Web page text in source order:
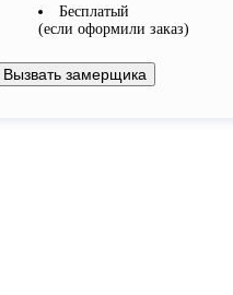
Бесплатый
(если оформили заказ)
Вызвать замерщика